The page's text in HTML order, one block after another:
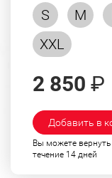
S M
XXL
2 850 ₽
Добавить в
Вы можете
течение 14 дней